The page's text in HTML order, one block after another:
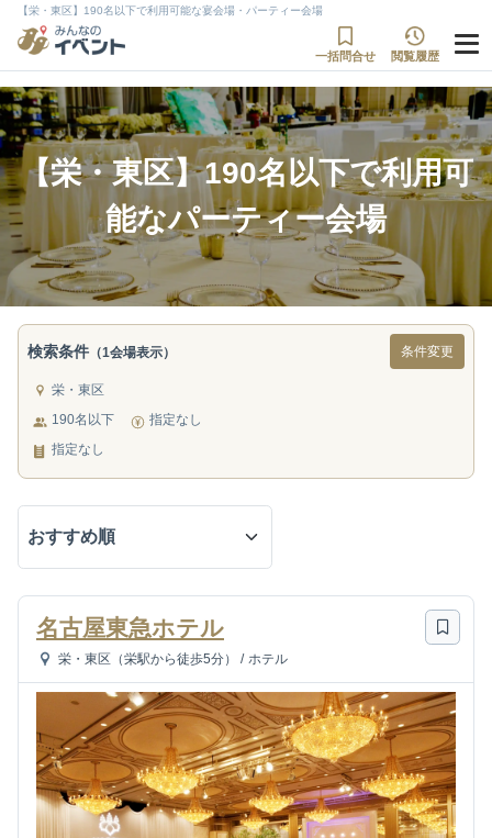
【栄・東区】190名以下で利用可能な宴会場・パーティー会場
一括問合せ 閲覧履歴
【栄・東区】190名以下で利用可
能なパーティー会場
検索条件 （1会場表示） 条件変更
栄・東区
190名以下
指定なし
指定なし
名古屋東急ホテル
栄・東区（栄駅から徒歩5分） / ホテル